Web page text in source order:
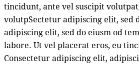
tincidunt, ante vel suscipit
volutpSectetur adipiscing elit, sed
adipiscing elit, sed do eiusm od
labore. Ut vel placerat eros, eu
Consectetur adipiscing elit,